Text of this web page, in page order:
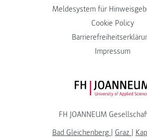
Meldesystem für
Cookie Policy
Impressum
FH JOANNEUM
Bad Gleichenberg | Graz |